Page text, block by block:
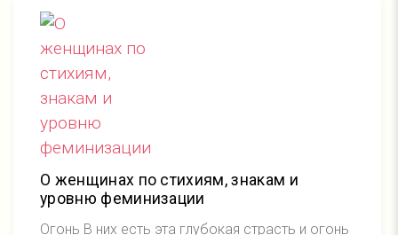
О женщинах по стихиям, знакам и
уровню феминизации
Огонь В них есть эта глубокая страсть и огонь